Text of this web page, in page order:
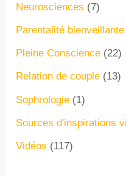
Neurosciences (7)
Parentalité bienveillante
Pleine Conscience (22)
Relation de couple (13)
Sophrologie (1)
Sources d'inspirations
Vidéos (117)